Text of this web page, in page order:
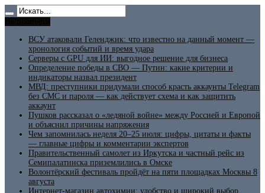
ВСУ атаковали Геленджик: что известно на данный момент —
хронология событий и время удара
Серверы с GPU для ИИ: выгодное решение для бизнеса
Определение победы в СВО — Путин: какие критерии и
индикаторы назвал президент
МВД: преступники придумали способ красть аккаунты Telegram
без СМС и пароля — как действует схема и как защитить
аккаунт
Пушков рассказал о «ледяной войне» между Россией и Европой
и объяснил причины напряжения
Чем запомнилась неделя 20–25 июля: цифры, цитаты и факты
— главные цифры и комментарии экспертов
Правительственный самолет из Иркутска и частный рейс из
Семипалатинска приземлились в Омске
Волонтёрский фестиваль пройдёт на пяти площадках Москвы 8
августа
Интернет-магазин автохимии: удобство и широкий выбор